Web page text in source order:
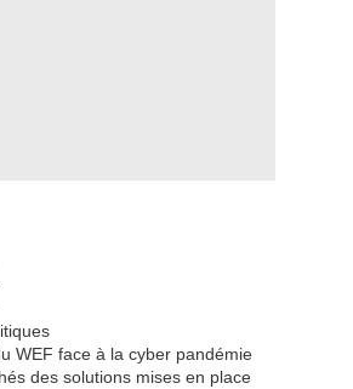
WEF face à la cyber pandémie
des solutions mises en place